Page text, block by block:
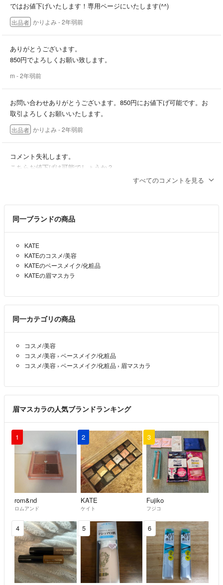
ではお値下げいたします！専用ページにいたします(^^)
出品者 かりよみ- 2年弱前
ありがとうございます。
850円でよろしくお願い致します。
m - 2年弱前
お問い合わせありがとうございます。850円にお値下げ可能です。お
取引よろしくお願いいたします。
出品者 かりよみ- 2年弱前
コメント失礼します。
こちらお値下げは可能でしょうか？
すべてのコメントを見る
同一ブランドの商品
KATE
KATEのコスメ/美容
KATEのベースメイク/化粧品
KATEの眉マスカラ
同一カテゴリの商品
コスメ/美容
コスメ/美容 › ベースメイク/化粧品
コスメ/美容 › ベースメイク/化粧品 › 眉マスカラ
眉マスカラの人気ブランドランキング
1
rom&nd
ロムアンド
2
KATE
ケイト
3
Fujiko
フジコ
4 5 6